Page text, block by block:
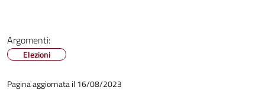
Argomenti:
Elezioni
Pagina aggiornata il 16/08/2023